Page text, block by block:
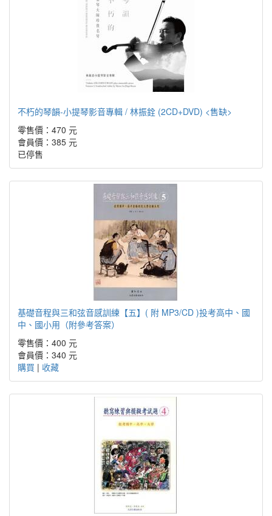
不朽的琴韻-小提琴影音專輯 / 林振銓 (2CD+DVD) <售缺>
零售價：470 元
會員價：385 元
已停售
基礎音程與三和弦音感訓練【五】( 附 MP3/CD )投考高中、國
中、國小用（附參考答案）
零售價：400 元
會員價：340 元
購買 | 收藏